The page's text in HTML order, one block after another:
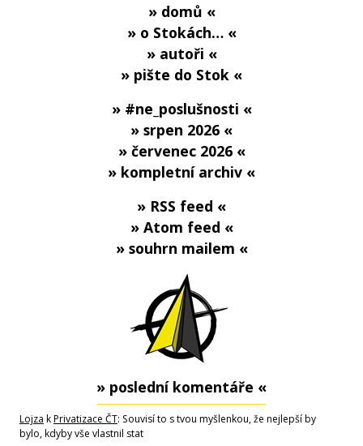
» domů «
» o Stokách… «
» autoři «
» pište do Stok «
» #ne_poslušnosti «
» srpen 2026 «
» červenec 2026 «
» kompletní archiv «
» RSS feed «
» Atom feed «
» souhrn mailem «
» poslední komentáře «
Lojza kPrivatizace ČT: Souvisí to s tvou myšlenkou, že nejlepší by
bylo, kdyby vše vlastnil stat